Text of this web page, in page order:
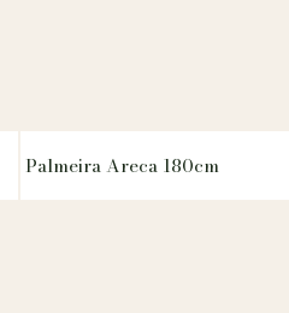
Palmeira Areca 180cm